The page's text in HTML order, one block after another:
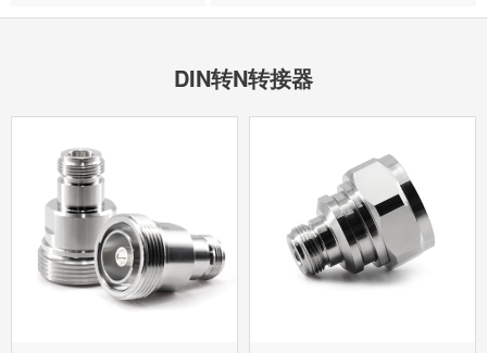
DIN转N转接器